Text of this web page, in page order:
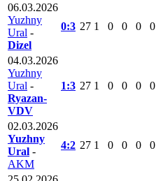
06.03.2026
Yuzhny
Ural -
Dizel
0:3 27 1 0 0 0 0
04.03.2026
Yuzhny
Ural -
Ryazan-
VDV
1:3 27 1 0 0 0 0
02.03.2026
Yuzhny
Ural -
AKM
4:2 27 1 0 0 0 0